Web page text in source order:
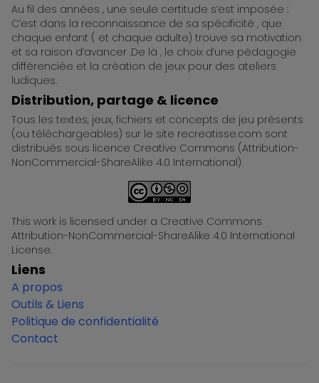
Au fil des années , une seule certitude s’est imposée :
C’est dans la reconnaissance de sa spécificité , que
chaque enfant ( et chaque adulte) trouve sa motivation
et sa raison d’avancer .De là , le choix d’une pédagogie
différenciée et la création de jeux pour des ateliers
ludiques.
Distribution, partage & licence
Tous les textes, jeux, fichiers et concepts de jeu présents
(ou téléchargeables) sur le site recreatisse.com sont
distribués sous licence Creative Commons (Attribution-
NonCommercial-ShareAlike 4.0 International).
This work is licensed under a Creative Commons
Attribution-NonCommercial-ShareAlike 4.0 International
License.
Liens
A propos
Outils & Liens
Politique de confidentialité
Contact